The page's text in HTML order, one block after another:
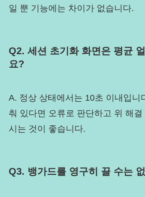
일 뿐 기능에는 차이가 없습니다.
Q2. 세션 초기화 화면은 평균
요?
A. 정상 상태에서는 10초 이내입니
춰 있다면 오류로 판단하고 위 해
시는 것이 좋습니다.
Q3. 뱅가드를 영구히 끌 수는